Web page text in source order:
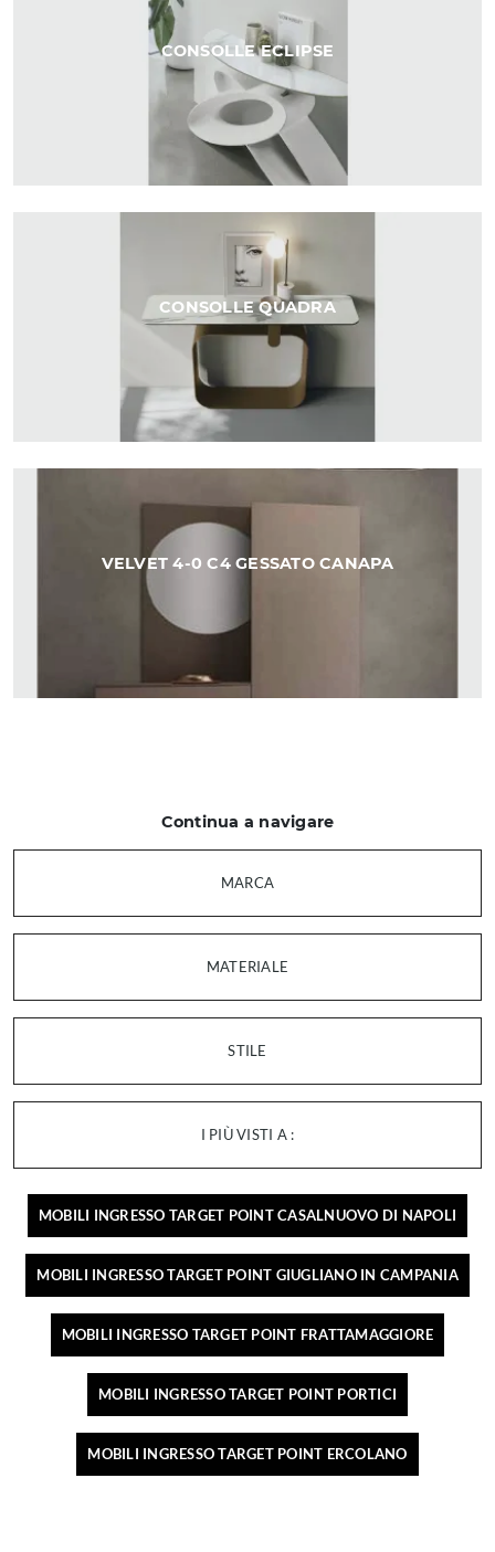
CONSOLLE ECLIPSE
CONSOLLE QUADRA
VELVET 4-0 C4 GESSATO CANAPA
Continua a navigare
MARCA
MATERIALE
STILE
I PIÙ VISTI A :
MOBILI INGRESSO TARGET POINT CASALNUOVO DI NAPOLI
MOBILI INGRESSO TARGET POINT GIUGLIANO IN CAMPANIA
MOBILI INGRESSO TARGET POINT FRATTAMAGGIORE
MOBILI INGRESSO TARGET POINT PORTICI
MOBILI INGRESSO TARGET POINT ERCOLANO